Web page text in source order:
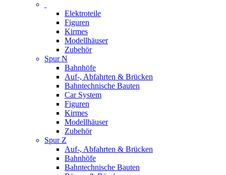
Elektroteile
Figuren
Kirmes
Modellhäuser
Zubehör
Spur N
Bahnhöfe
Auf-, Abfahrten & Brücken
Bahntechnische Bauten
Car System
Figuren
Kirmes
Modellhäuser
Zubehör
Spur Z
Auf-, Abfahrten & Brücken
Bahnhöfe
Bahntechnische Bauten